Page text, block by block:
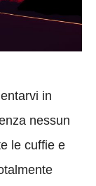
in
nessun
le cuffie e